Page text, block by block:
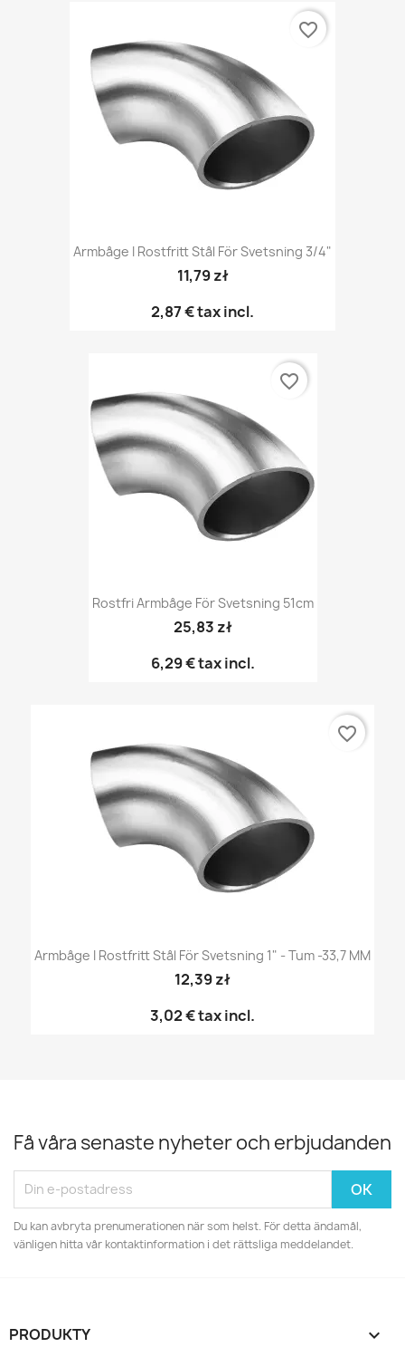
Armbåge I Rostfritt Stål För Svetsning 3/4"
11,79 zł
2,87 €tax incl.
favorite_border
Rostfri Armbåge För Svetsning 51cm
25,83 zł
6,29 €tax incl.
favorite_border
Armbåge I Rostfritt Stål För Svetsning 1" - Tum -33,7 MM
12,39 zł
3,02 €tax incl.
favorite_border
Få våra senaste nyheter och erbjudanden
Du kan avbryta prenumerationen när som helst. För detta ändamål,
vänligen hitta vår kontaktinformation i det rättsliga meddelandet.
PRODUKTY 